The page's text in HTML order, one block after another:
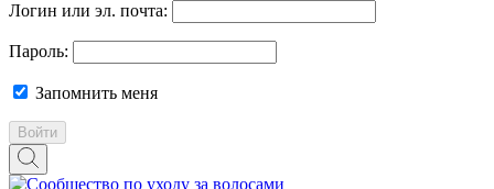
Логин или эл. почта:
Пароль:
Запомнить меня
Войти